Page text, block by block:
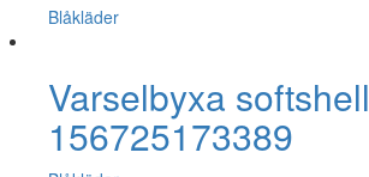
Blåkläder
Varselbyxa softshell
156725173389